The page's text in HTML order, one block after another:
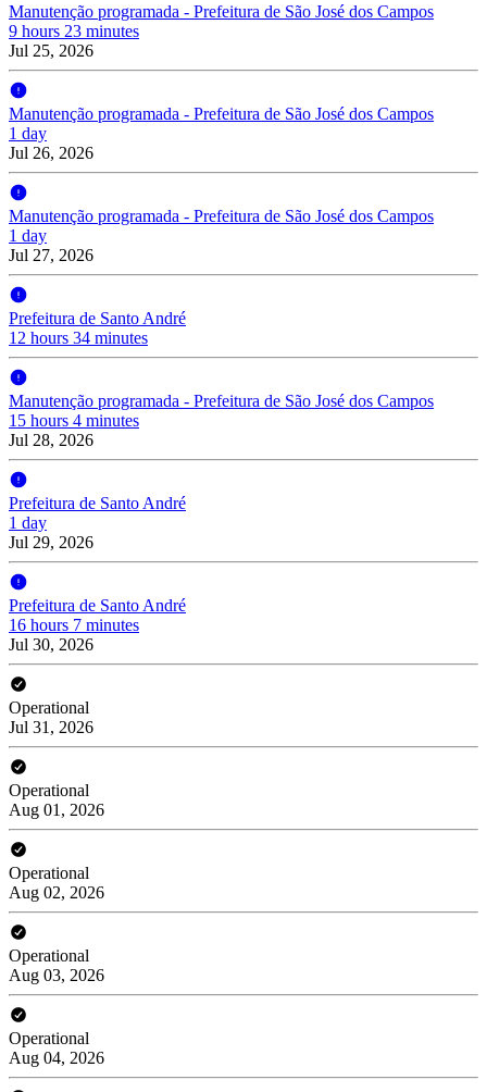
Manutenção programada - Prefeitura de São José dos Campos
9 hours 23 minutes
Jul 25, 2026
Manutenção programada - Prefeitura de São José dos Campos
1 day
Jul 26, 2026
Manutenção programada - Prefeitura de São José dos Campos
1 day
Jul 27, 2026
Prefeitura de Santo André
12 hours 34 minutes
Manutenção programada - Prefeitura de São José dos Campos
15 hours 4 minutes
Jul 28, 2026
Prefeitura de Santo André
1 day
Jul 29, 2026
Prefeitura de Santo André
16 hours 7 minutes
Jul 30, 2026
Operational
Jul 31, 2026
Operational
Aug 01, 2026
Operational
Aug 02, 2026
Operational
Aug 03, 2026
Operational
Aug 04, 2026